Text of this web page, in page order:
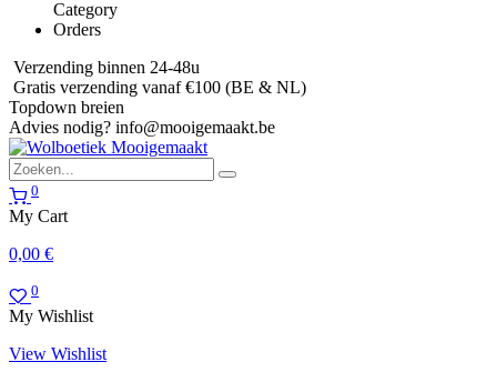
Category
Orders
Verzending binnen 24-48u
Gratis verzending vanaf €100 (BE & NL)
Topdown breien
Advies nodig? info@mooigemaakt.be
0
My Cart
0,00 €
0
My Wishlist
View Wishlist